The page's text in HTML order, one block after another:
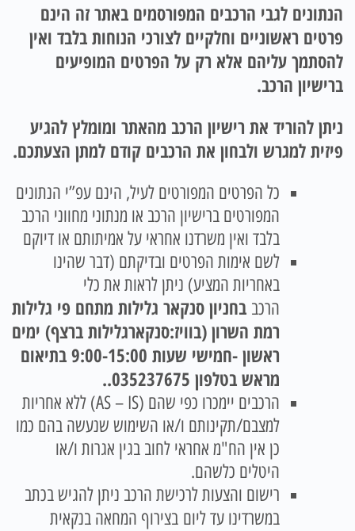
הנתונים לגבי הרכבים המפורסמים באתר זה הינם
פרטים ראשוניים וחלקיים לצורכי הנוחות בלבד ואין
להסתמך עליהם אלא רק על הפרטים המופיעים
ברישיון הרכב.
ניתן להוריד את רישיון הרכב מהאתר ומומלץ להגיע
פיזית למגרש ולבחון את הרכבים קודם למתן הצעתכם.
כל הפרטים המפורטים לעיל, הינם עפ”י הנתונים
המפורטים ברישיון הרכב או מנתוני מחווני הרכב
בלבד ואין משרדנו אחראי על אמיתותם או דיוקם
לשם אימות הפרטים ובדיקתם (דבר שהינו
באחריות המציע) ניתן לראות את כלי
הרכב בחניון סנקאר גלילות מתחם פי גלילות
רמת השרון (בוויז:סנקארגלילות ברצף) ימים
ראשון -חמישי שעות 9:00-15:00 בתיאום
מראש בטלפון 035237675.
.
הרכבים יימכרו כפי שהם (AS – IS) ללא אחריות
למצבם/תקינותם ו/או השימוש שנעשה בהם כמו
כן אין הח"מ אחראי לחוב בגין אגרות ו/או
היטלים כלשהם.
רישום והצעות לרכישת הרכב ניתן להגיש בכתב
במשרדינו עד ליום בצירוף המחאה בנקאית